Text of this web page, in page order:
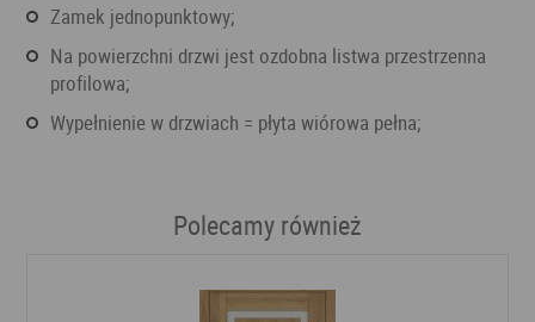
zamek jednopunktowy;
na powierzchni drzwi jest ozdobna listwa przestrzenna
profilowa;
wypełnienie w drzwiach = płyta wiórowa pełna;
Polecamy również